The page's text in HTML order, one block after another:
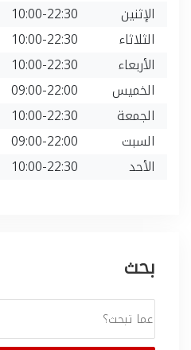
الإثنين
10:00-22:30
الثلاثاء
10:00-22:30
الأربعاء
10:00-22:30
الخميس
09:00-22:00
الجمعة
10:00-22:30
السبت
09:00-22:00
الأحد
10:00-22:30
بحث